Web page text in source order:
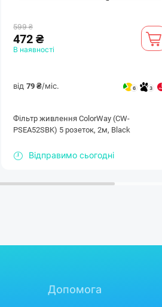
599 ₴
472 ₴
В наявності
від 79 ₴/міс. 6 3
Фільтр живлення СolorWay (CW-
PSEA52SBK) 5 розеток, 2м, Black
Відправимо сьогодні
Допомога